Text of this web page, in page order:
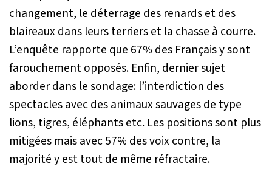
changement, le déterrage des renards et des
blaireaux dans leurs terriers et la chasse à courre.
L’enquête rapporte que 67% des Français y sont
farouchement opposés. Enfin, dernier sujet
aborder dans le sondage: l’interdiction des
spectacles avec des animaux sauvages de type
lions, tigres, éléphants etc. Les positions sont plus
mitigées mais avec 57% des voix contre, la
majorité y est tout de même réfractaire.